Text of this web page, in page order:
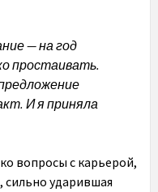
— на год
простаивать.
И я приняла
вопросы с карьерой,
сильно ударившая